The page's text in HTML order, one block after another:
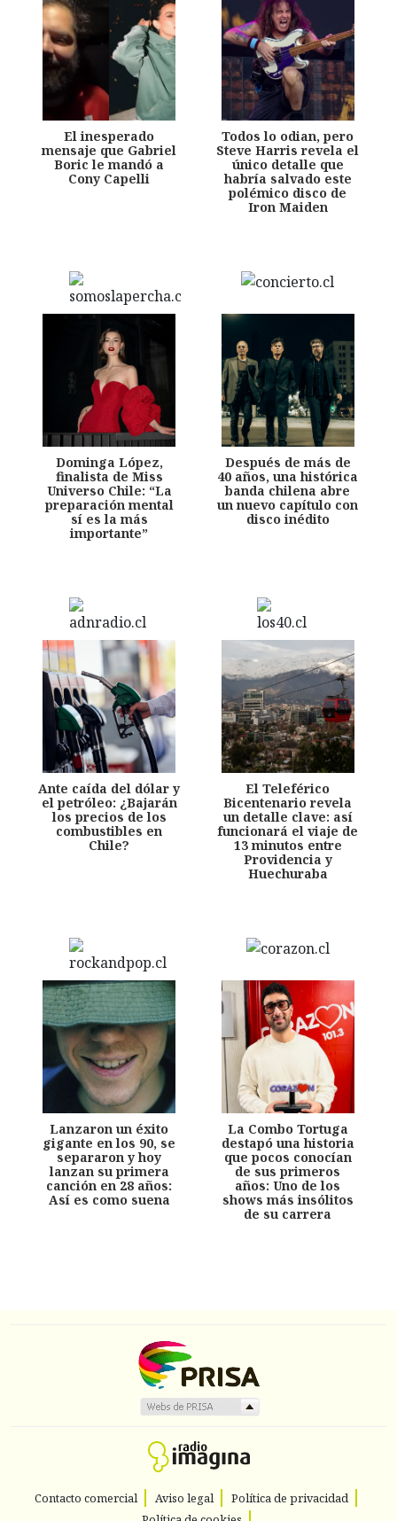
El inesperado
mensaje que Gabriel
Boric le mandó a
Cony Capelli
Todos lo odian, pero
Steve Harris revela el
único detalle que
habría salvado este
polémico disco de
Iron Maiden
Dominga López,
finalista de Miss
Universo Chile: “La
preparación mental
sí es la más
importante”
Después de más de
40 años, una histórica
banda chilena abre
un nuevo capítulo con
disco inédito
Ante caída del dólar y
el petróleo: ¿Bajarán
los precios de los
combustibles en
Chile?
El Teleférico
Bicentenario revela
un detalle clave: así
funcionará el viaje de
13 minutos entre
Providencia y
Huechuraba
Lanzaron un éxito
gigante en los 90, se
separaron y hoy
lanzan su primera
canción en 28 años:
Así es como suena
La Combo Tortuga
destapó una historia
que pocos conocían
de sus primeros
años: Uno de los
shows más insólitos
de su carrera
Contacto comercial Aviso legal
Política de privacidad